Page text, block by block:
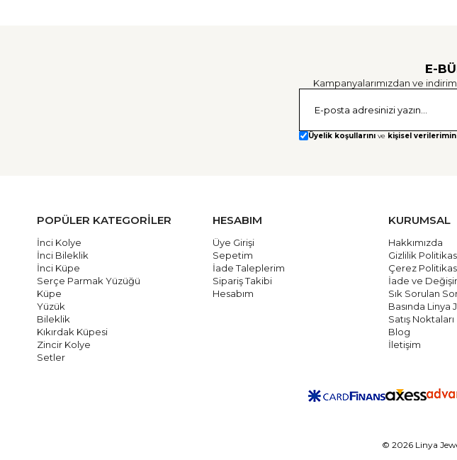
E-
Kampanyalarımızdan ve
Üyelik koşullarını ve kişisel verilerimin
POPÜLER KATEGORİLER
İnci Kolye
İnci Bileklik
İnci Küpe
Serçe Parmak Yüzüğü
Küpe
Yüzük
Bileklik
Kıkırdak Küpesi
Zincir Kolye
Setler
HESABIM
Üye Girişi
Sepetim
İade Taleplerim
Sipariş Takibi
Hesabım
KURUMSAL
Hakkımızda
Gizlilik
Çerez
İade ve
Sık Sorulan
Basında Linya
Satış Noktaları
Blog
İletişim
© 2026 Linya